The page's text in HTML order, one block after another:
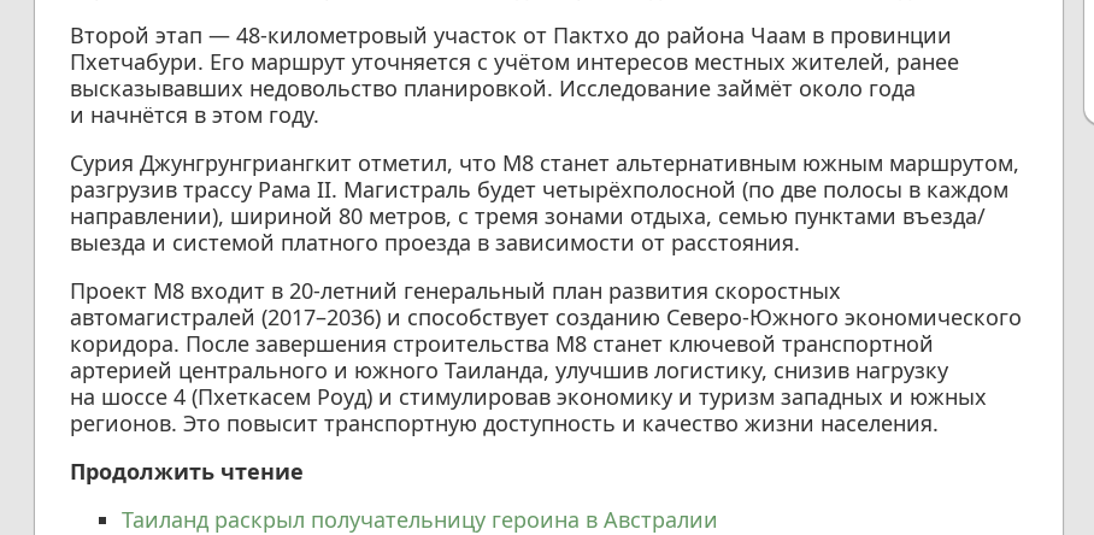
Второй этап — 48-километровый участок от Пактхо до района Чаам в провинции
Пхетчабури. Его маршрут уточняется с учётом интересов местных жителей, ранее
высказывавших недовольство планировкой. Исследование займёт около года
и начнётся в этом году.
Сурия Джунгрунгриангкит отметил, что M8 станет альтернативным южным маршрутом,
разгрузив трассу Рама II. Магистраль будет четырёхполосной (по две полосы в каждом
направлении), шириной 80 метров, с тремя зонами отдыха, семью пунктами въезда/
выезда и системой платного проезда в зависимости от расстояния.
Проект M8 входит в 20-летний генеральный план развития скоростных
автомагистралей (2017–2036) и способствует созданию Северо-Южного экономического
коридора. После завершения строительства M8 станет ключевой транспортной
артерией центрального и южного Таиланда, улучшив логистику, снизив нагрузку
на шоссе 4 (Пхеткасем Роуд) и стимулировав экономику и туризм западных и южных
регионов. Это повысит транспортную доступность и качество жизни населения.
Продолжить чтение
Таиланд раскрыл получательницу героина в Австралии